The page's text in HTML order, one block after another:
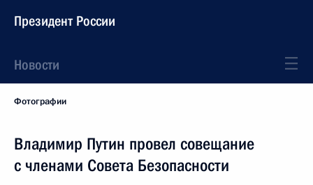
Президент России
Новости
Фотографии
Владимир Путин провел совещание
с членами Совета Безопасности